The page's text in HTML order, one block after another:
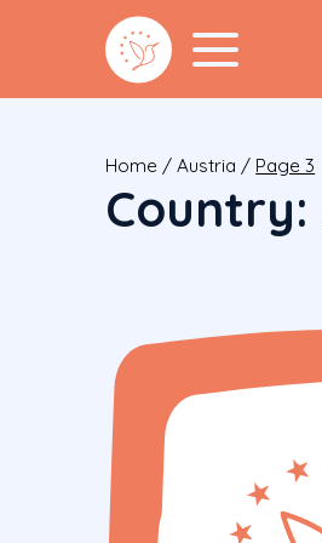
Home /Austria / Page 3
Country: